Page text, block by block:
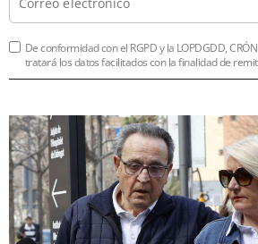
De conformidad con el RGPD y la LOPDGDD,
tratará los datos facilitados con la finalidad de